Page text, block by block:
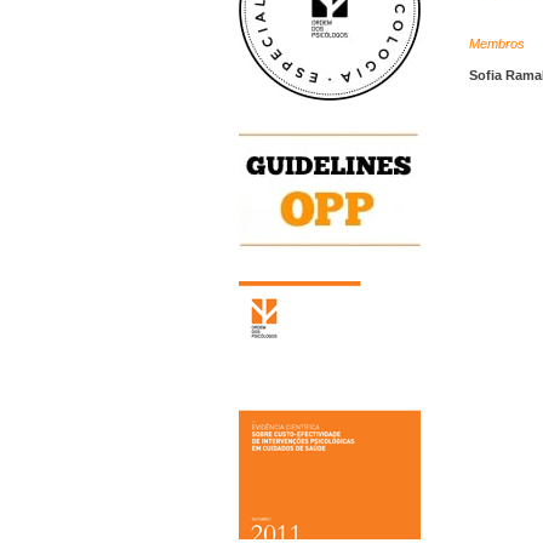
Membros
Sofia